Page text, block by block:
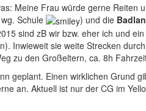
Meine Frau würde gerne
Schule ) und die
sind zB wir bzw. eher ich und
Inwieweit sie weite Strecken
zu den Großeltern, ca. 8h
geplant. Einen wirklichen Grund
an. Aktuell ist nur der CG im